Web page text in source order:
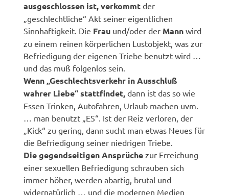
ausgeschlossen ist, verkommt der
„geschlechtliche“ Akt seiner eigentlichen
Sinnhaftigkeit. Die Frau und/oder der Mann wird
zu einem reinen körperlichen Lustobjekt, was zur
Befriedigung der eigenen Triebe benutzt wird …
und das muß folgenlos sein.
Wenn „Geschlechtsverkehr in Ausschluß
wahrer Liebe“ stattfindet, dann ist das so wie
Essen Trinken, Autofahren, Urlaub machen uvm.
… man benutzt „ES“. Ist der Reiz verloren, der
„Kick“ zu gering, dann sucht man etwas Neues für
die Befriedigung seiner niedrigen Triebe.
Die gegendseitigen Ansprüchezur Erreichung
einer sexuellen Befriedigung schrauben sich
immer höher, werden abartig, brutal und
widernatürlich … und die modernen Medien